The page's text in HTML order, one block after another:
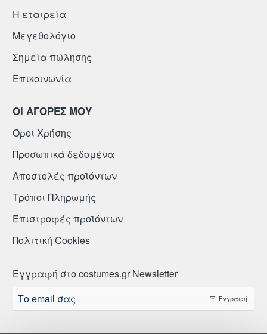
Η εταιρεία
Μεγεθολόγιο
Σημεία πώλησης
Επικοινωνία
ΟΙ ΑΓΟΡΕΣ ΜΟΥ
Όροι Χρήσης
Προσωπικά δεδομένα
Αποστολές προϊόντων
Τρόποι Πληρωμής
Επιστροφές προϊόντων
Πολιτική Cookies
Εγγραφή στο costumes.gr Newsletter
email
Εγγραφή